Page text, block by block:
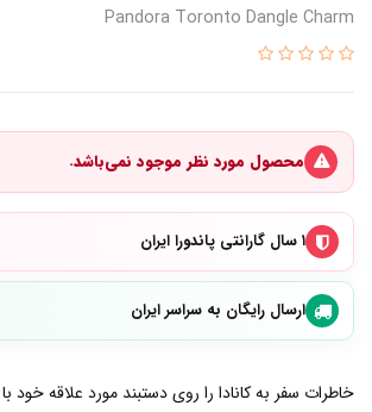
Pandora Toronto Dangle Charm
محصول مورد نظر موجود نمی‌باشد.
۱ سال گارانتی پاندورا ایران
ارسال رایگان به سراسر ایران
خاطرات سفر به کانادا را روی دستبند مورد علاقه خود